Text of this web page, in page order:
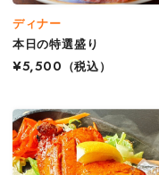
ディナー
本日の特選盛り
¥5,500
（税込）